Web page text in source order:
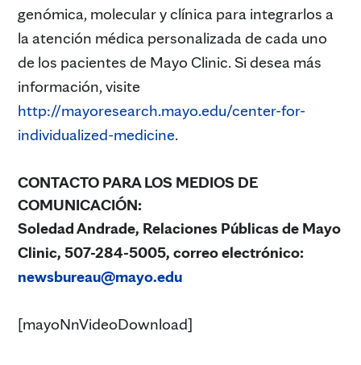
genómica, molecular y clínica para integrarlos a
la atención médica personalizada de cada uno
de los pacientes de Mayo Clinic. Si desea más
información, visite
http://mayoresearch.mayo.edu/center-for-
individualized-medicine.
CONTACTO PARA LOS MEDIOS DE
COMUNICACIÓN:
Soledad Andrade, Relaciones Públicas de Mayo
Clinic, 507-284-5005, correo electrónico:
newsbureau@mayo.edu
[mayoNnVideoDownload]